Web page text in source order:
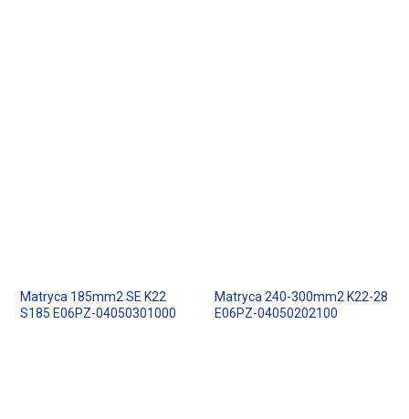
Matryca 185mm2 SE K22
S185 E06PZ-04050301000
Matryca 240-300mm2 K22-28
E06PZ-04050202100